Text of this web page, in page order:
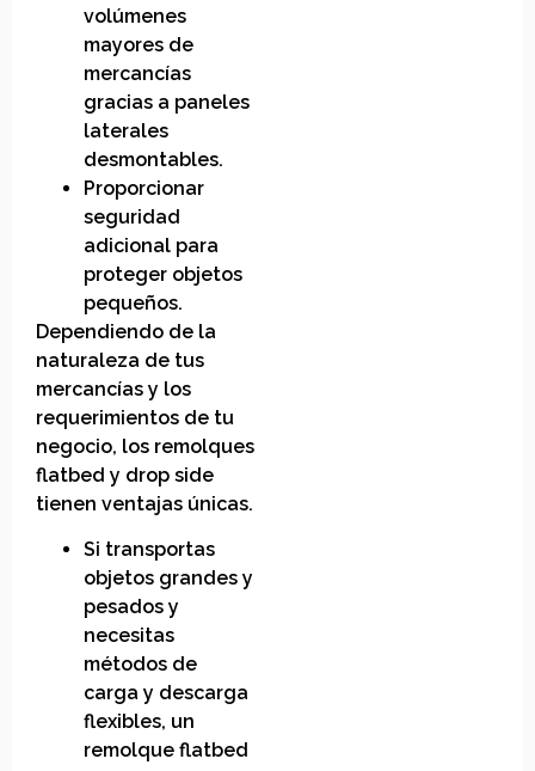
volúmenes
mayores de
mercancías
gracias a paneles
laterales
desmontables.
Proporcionar
seguridad
adicional para
proteger objetos
pequeños.
Dependiendo de la
naturaleza de tus
mercancías y los
requerimientos de tu
negocio, los remolques
flatbed y drop side
tienen ventajas únicas.
Si transportas
objetos grandes y
pesados y
necesitas
métodos de
carga y descarga
flexibles, un
remolque flatbed